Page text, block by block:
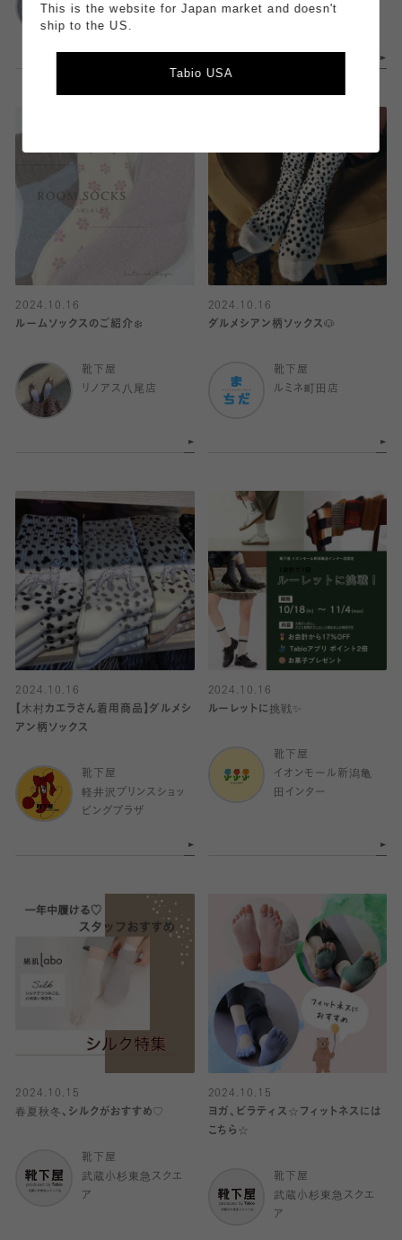
ルミネ大宮1店 大丸神戸店
2024.10.16
ルームソックスのご紹介❄️
靴下屋
リノアス八尾店
2024.10.16
ダルメシアン柄ソックス🐶
靴下屋
ルミネ町田店
2024.10.16
【木村カエラさん着用商品】ダルメシ
アン柄ソックス
靴下屋
軽井沢プリンスショッ
ピングプラザ
2024.10.16
ルーレットに挑戦✨
靴下屋
イオンモール新潟亀
田インター
2024.10.15
春夏秋冬、シルクがおすすめ♡
靴下屋
武蔵小杉東急スクエ
ア
2024.10.15
ヨガ、ピラティス☆フィットネスには
こちら☆
靴下屋
武蔵小杉東急スクエ
ア
This is the website for Japan market and doesn't
ship to the US.
Tabio USA